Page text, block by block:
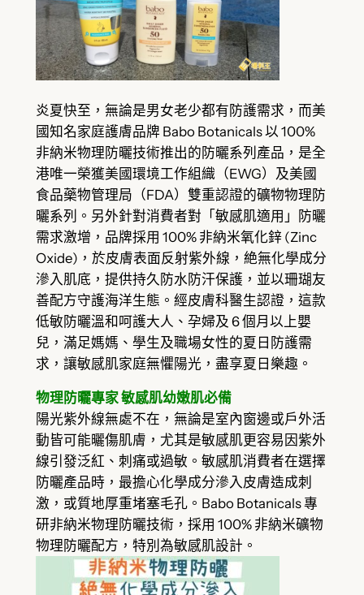
炎夏快至，無論是男女老少都有防護需求，而美
國知名家庭護膚品牌 Babo Botanicals 以 100%
非納米物理防曬技術推出的防曬系列產品，是全
港唯一榮獲美國環境工作組織（EWG）及美國
食品藥物管理局（FDA）雙重認證的礦物物理防
曬系列。另外針對消費者對「敏感肌適用」防曬
需求激增，品牌採用 100% 非納米氧化鋅 (Zinc
Oxide)，於皮膚表面反射紫外線，絶無化學成分
滲入肌底，提供持久防水防汗保護，並以珊瑚友
善配方守護海洋生態。經皮膚科醫生認證，這款
低敏防曬溫和呵護大人、孕婦及 6 個月以上嬰
兒，滿足媽媽、學生及職場女性的夏日防護需
求，讓敏感肌家庭無懼陽光，盡享夏日樂趣。
物理防曬專家 敏感肌幼嫩肌必備
陽光紫外線無處不在，無論是室內窗邊或戶外活
動皆可能曬傷肌膚，尤其是敏感肌更容易因紫外
線引發泛紅、刺痛或過敏。敏感肌消費者在選擇
防曬產品時，最擔心化學成分滲入皮膚造成刺
激，或質地厚重堵塞毛孔。Babo Botanicals 專
研非納米物理防曬技術，採用 100% 非納米礦物
物理防曬配方，特別為敏感肌設計。